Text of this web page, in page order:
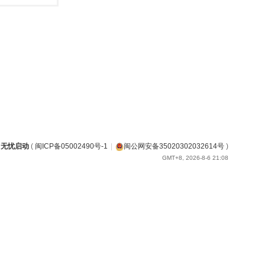
无忧启动 ( 闽ICP备05002490号-1 闽公网安备35020302032614号 )
GMT+8, 2026-8-6 21:08